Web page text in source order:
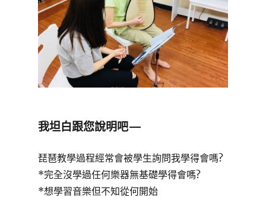
我坦白跟您說明吧—
琵琶教學過程經常會被學生詢問我學得會嗎?
*完全沒學過任何樂器無基礎學得會嗎?
*想學習音樂但不知從何開始